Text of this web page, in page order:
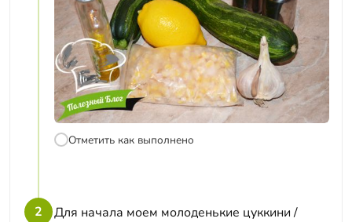
Отметить как выполнено
2
Для начала моем молоденькие цуккини /